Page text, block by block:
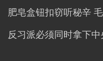
肥皂盒钮扣窃听秘辛
反习派必须同时拿下